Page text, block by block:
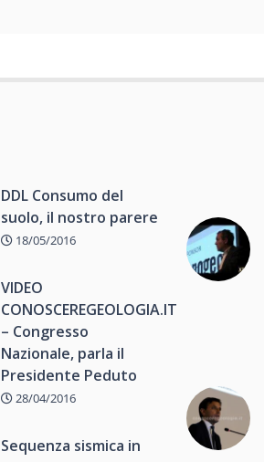
DDL Consumo del
suolo, il nostro parere
18/05/2016
VIDEO
CONOSCEREGEOLOGIA.IT
– Congresso
Nazionale, parla il
Presidente Peduto
28/04/2016
Sequenza sismica in